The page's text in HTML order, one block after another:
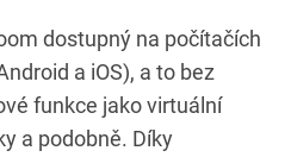
dostupný na počítačích
a iOS), a to bez
funkce jako virtuální
a podobně. Díky